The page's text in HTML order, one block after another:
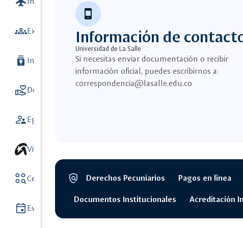
groupsExtensión y Vinculación con el medio
batch_prediction Investigación
volunteer_activismDonaciones
supervisor_accountEgresados
Vive unisalle
action_keyCentros y Observatorios
event Eventos
phone_android
Información de
Universidad de La Salle
Si necesitas enviar documentación o recibir
información oficial, puedes escribirnos a:
correspondencia@lasalle.edu.co
policy
Segmento
Derechos Pecuniarios Pagos en línea
Documentos Institucionales Acreditación